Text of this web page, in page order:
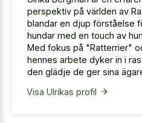
perspektiv på världen av
blandar en djup förståelse
hundar med en touch av
Med fokus på "Ratterrier"
hennes arbete dyker in i
den glädje de ger sina
Visa Ulrikas profil